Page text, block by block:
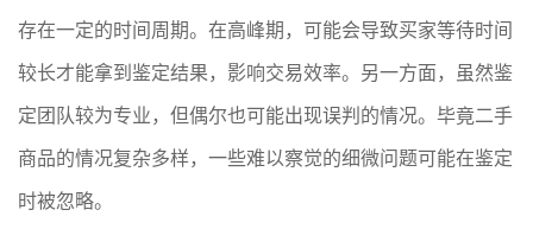
存在一定的时间周期。在高峰期，可能会导致买家等待时间
较长才能拿到鉴定结果，影响交易效率。另一方面，虽然鉴
定团队较为专业，但偶尔也可能出现误判的情况。毕竟二手
商品的情况复杂多样，一些难以察觉的细微问题可能在鉴定
时被忽略。